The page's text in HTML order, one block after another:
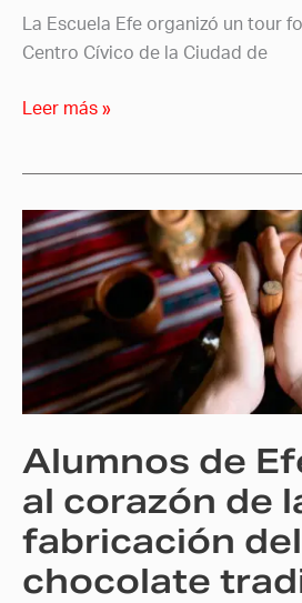
La Escuela Efe organizó un tour
Centro Cívico de la Ciudad de
Leer más »
Alumnos de
al corazón de
fabricación del
chocolate
Alumnos
de
Efe
viajan
al
corazón
fabricación
chocolate
tradicional